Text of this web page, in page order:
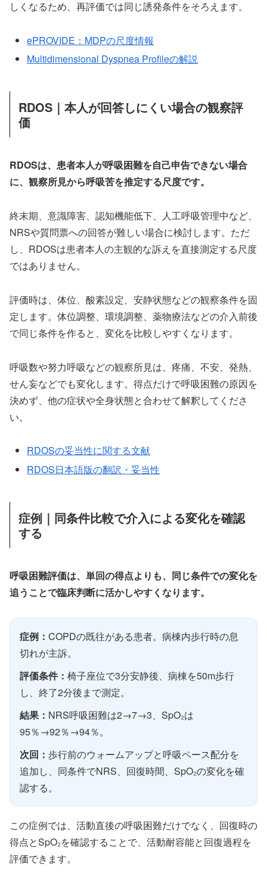
しくなるため、再評価では同じ誘発条件をそろえます。
ePROVIDE：MDPの尺度情報
Multidimensional Dyspnea Profileの解説
RDOS｜本人が回答しにくい場合の観察評
価
RDOSは、患者本人が呼吸困難を自己申告できない場合
に、観察所見から呼吸苦を推定する尺度です。
終末期、意識障害、認知機能低下、人工呼吸管理中など、
NRSや質問票への回答が難しい場合に検討します。ただ
し、RDOSは患者本人の主観的な訴えを直接測定する尺度
ではありません。
評価時は、体位、酸素設定、安静状態などの観察条件を固
定します。体位調整、環境調整、薬物療法などの介入前後
で同じ条件を作ると、変化を比較しやすくなります。
呼吸数や努力呼吸などの観察所見は、疼痛、不安、発熱、
せん妄などでも変化します。得点だけで呼吸困難の原因を
決めず、他の症状や全身状態と合わせて解釈してくださ
い。
RDOSの妥当性に関する文献
RDOS日本語版の翻訳・妥当性
症例｜同条件比較で介入による変化を確認
する
呼吸困難評価は、単回の得点よりも、同じ条件での変化を
追うことで臨床判断に活かしやすくなります。
症例： COPDの既往がある患者。病棟内歩行時の息
切れが主訴。
評価条件： 椅子座位で3分安静後、病棟を50m歩行
し、終了2分後まで測定。
結果： NRS呼吸困難は2→7→3、SpO₂は
95％→92％→94％。
次回： 歩行前のウォームアップと呼吸ペース配分を
追加し、同条件でNRS、回復時間、SpO₂の変化を確
認する。
この症例では、活動直後の呼吸困難だけでなく、回復時の
得点とSpO₂を確認することで、活動耐容能と回復過程を
評価できます。